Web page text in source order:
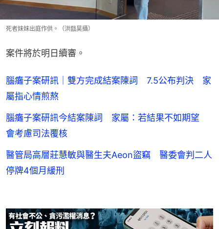
死者妹妹出庭作供。（洪戩昊攝）
案件將於明日續審。
腦癱子案研訊｜雙方完成結案陳詞 7.5公布判決 家
屬指心情煎熬
腦癱子案研訊今結案陳詞 家屬：若結果不如期望
會考慮司法覆核
醫管局高層莊慧敏與醫生夫Aeon盜竊 醫委會判二人
停牌4個月緩刑